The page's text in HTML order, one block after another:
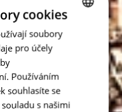
prvkem – je to stylový
venkovního
kámen
CZECH
cookies
soubory
pro účely
Používáním
souhlasíte se
s našimi